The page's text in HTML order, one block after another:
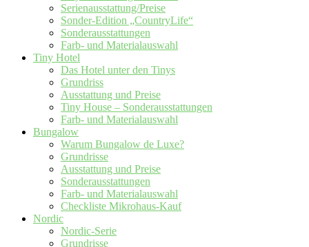
Serienausstattung/Preise
Sonder-Edition „CountryLife“
Sonderausstattungen
Farb- und Materialauswahl
Tiny Hotel
Das Hotel unter den Tinys
Grundriss
Ausstattung und Preise
Tiny House – Sonderausstattungen
Farb- und Materialauswahl
Bungalow
Warum Bungalow de Luxe?
Grundrisse
Ausstattung und Preise
Sonderausstattungen
Farb- und Materialauswahl
Checkliste Mikrohaus-Kauf
Nordic
Nordic-Serie
Grundrisse